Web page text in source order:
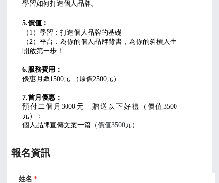
學習如何打造個人品牌。
5.價值：
（1）學習：打造個人品牌的基礎
（2）平台：為你的個人品牌背書，為你的斜槓人生
開啟第一步！
6.服務費用：
優惠月繳1500元 （原價2500元）
7.首月優惠：
預付二個月3000元，贈送以下好禮（價值3500
元）：
個人品牌宣傳文案一篇（價值3500元）
報名資訊
姓名 *